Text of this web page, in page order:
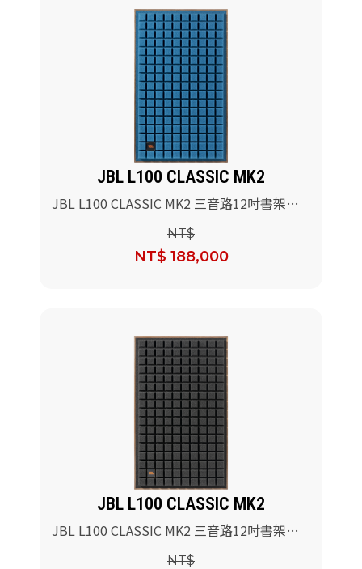
JBL L100 CLASSIC MK2
JBL L100 CLASSIC MK2 三音路12吋書架型
NT$
NT$ 188,000
JBL L100 CLASSIC MK2
JBL L100 CLASSIC MK2 三音路12吋書架型
NT$